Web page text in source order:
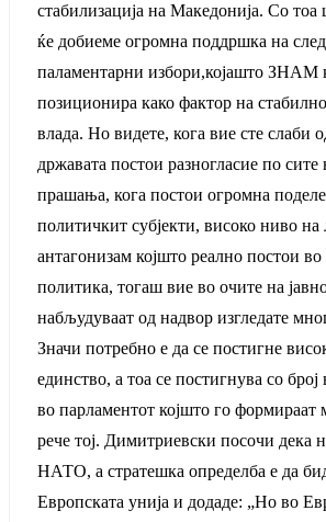
стабилизација на Македонија. Со тоа
ќе добиеме огромна поддршка на
паламентарни избори,којашто ЗНАМ
позиционира како фактор на
влада. Но видете, кога вие сте слаби
државата постои разногласие по
прашања, кога постои огромна
политичкит субјекти, високо ниво на
антагонизам којшто реално постои
политика, тогаш вие во очите на
набљудуваат од надвор изгледате
Значи потребно е да се постигне
единство, а тоа се постигнува со
во парламентот којшто го формираат
рече тој. Димитриевски посочи дека
НАТО, а стратешка определба е да
Европската унија и додаде: „Но во